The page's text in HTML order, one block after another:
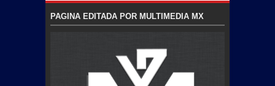
PAGINA EDITADA POR MULTIMEDIA MX